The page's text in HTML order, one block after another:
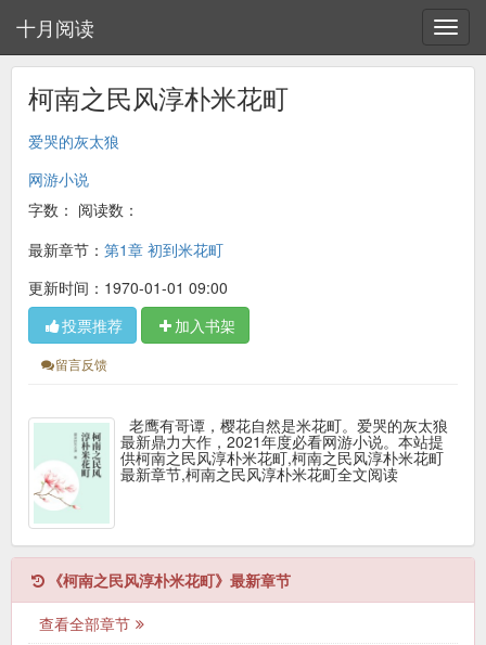
十月阅读
柯南之民风淳朴米花町
爱哭的灰太狼
网游小说
字数： 阅读数：
最新章节： 第1章 初到米花町
更新时间：1970-01-01 09:00
投票推荐
加入书架
留言反馈
老鹰有哥谭，樱花自然是米花町。爱哭的灰太狼
最新鼎力大作，2021年度必看网游小说。本站提
供柯南之民风淳朴米花町,柯南之民风淳朴米花町
最新章节,柯南之民风淳朴米花町全文阅读
《柯南之民风淳朴米花町》最新章节
查看全部章节